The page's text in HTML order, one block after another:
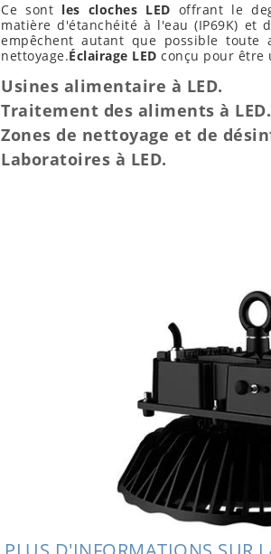
Ce sont les cloches LED offrant le
matière d'étanchéité à l'eau (IP69K) et
empêchent autant que possible
nettoyage.Éclairage LED conçu pour être
Usines alimentaire à LED.
Traitement des aliments à LED.
Zones de nettoyage et de
Laboratoires à LED.